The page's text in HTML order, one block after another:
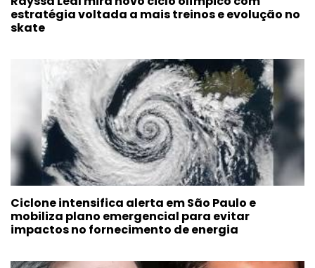
estratégia voltada a mais treinos e evolução no
skate
Ciclone intensifica alerta em São Paulo e
mobiliza plano emergencial para evitar
impactos no fornecimento de energia